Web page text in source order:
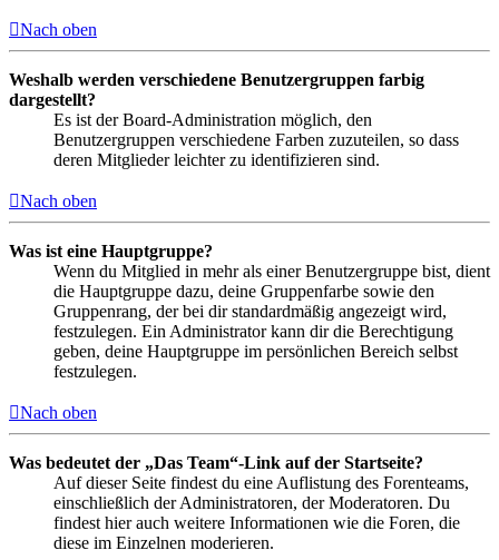
Nach oben
Weshalb werden verschiedene Benutzergruppen farbig
dargestellt?
Es ist der Board-Administration möglich, den
Benutzergruppen verschiedene Farben zuzuteilen, so dass
deren Mitglieder leichter zu identifizieren sind.
Nach oben
Was ist eine Hauptgruppe?
Wenn du Mitglied in mehr als einer Benutzergruppe bist, dient
die Hauptgruppe dazu, deine Gruppenfarbe sowie den
Gruppenrang, der bei dir standardmäßig angezeigt wird,
festzulegen. Ein Administrator kann dir die Berechtigung
geben, deine Hauptgruppe im persönlichen Bereich selbst
festzulegen.
Nach oben
Was bedeutet der „Das Team“-Link auf der Startseite?
Auf dieser Seite findest du eine Auflistung des Forenteams,
einschließlich der Administratoren, der Moderatoren. Du
findest hier auch weitere Informationen wie die Foren, die
diese im Einzelnen moderieren.